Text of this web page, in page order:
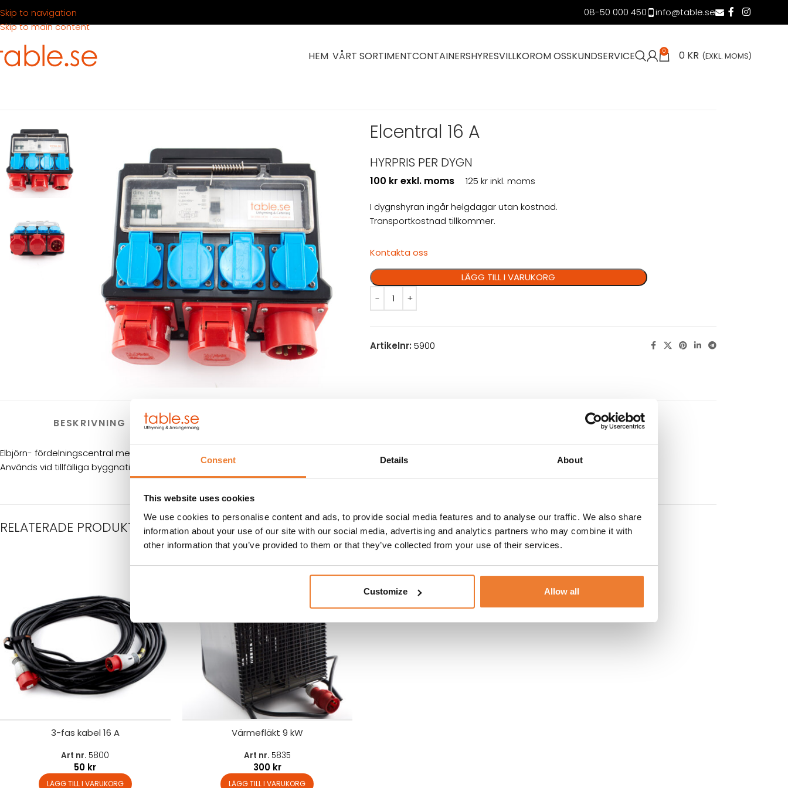
Consent Details About
This website uses cookies
We use cookies to personalise content and ads, to provide social media features and to analyse our traffic. We also share
information about your use of our site with our social media, advertising and analytics partners who may combine it with
other information that you’ve provided to them or that they’ve collected from your use of their services.
Customize Allow all
Skip to navigation
Skip to main content
08-50 000 450 info@table.se
HEM VÅRT SORTIMENTCONTAINERSHYRESVILLKOROM OSSKUNDSERVICE 0 0 KR (EXKL. MOMS)
Elcentral 16 A
HYRPRIS PER DYGN
100 kr exkl. moms 125 kr inkl. moms
I dygnshyran ingår helgdagar utan kostnad.
Transportkostnad tillkommer.
Kontakta oss
LÄGG TILL I VARUKORG
Artikelnr: 5900
BESKRIVNING
Elbjörn- fördelningscentral med jordfelsbrytare för 3-fas 16 A inkommande ström.
Används vid tillfälliga byggnationer och tillfälliga behov av eldistribution.
RELATERADE PRODUKTER
3-fas kabel 16 A
Art nr. 5800
50 kr
LÄGG TILL I VARUKORG
Värmefläkt 9 kW
Art nr. 5835
300 kr
LÄGG TILL I VARUKORG